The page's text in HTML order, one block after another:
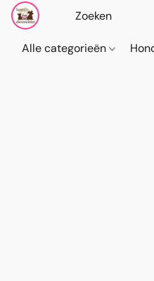
Alle categorieën